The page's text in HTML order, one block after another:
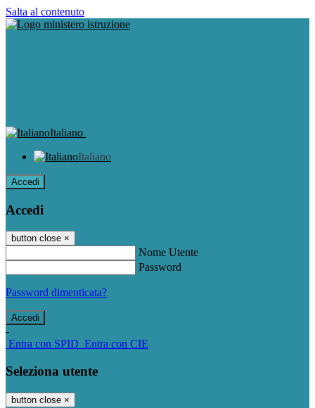
Salta al contenuto
Italiano
Italiano
Accedi
Accedi
button close ×
Nome Utente
Password
Password dimenticata?
-
Entra con SPID Entra con CIE
Seleziona utente
button close ×